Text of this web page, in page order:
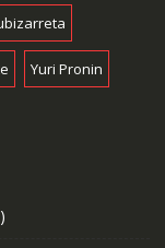
Yuri Pronin